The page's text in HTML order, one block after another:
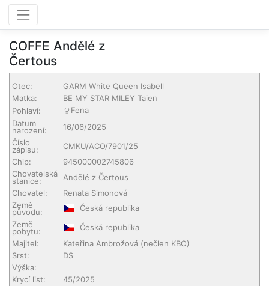
COFFE Andělé z
Čertous
Otec:
GARM White Queen Isabell
Matka:
BE MY STAR MILEY Taien
Pohlaví:
Fena
Datum
narození:
16/06/2025
Číslo
zápisu:
CMKU/ACO/7901/25
Chip:
945000002745806
Chovatelská
stanice:
Andělé z Čertous
Chovatel:
Renata Simonová
Země
původu:
Česká republika
Země
pobytu:
Česká republika
Majitel:
Kateřina Ambrožová (nečlen KBO)
Srst:
DS
Výška:
Krycí list:
45/2025